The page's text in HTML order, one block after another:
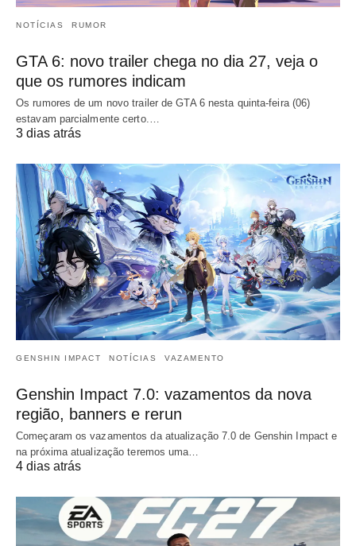
NOTÍCIAS RUMOR
GTA 6: novo trailer chega no dia 27, veja o
que os rumores indicam
Os rumores de um novo trailer de GTA 6 nesta quinta-feira (06)
estavam parcialmente certo.…
3 dias atrás
GENSHIN IMPACT NOTÍCIAS VAZAMENTO
Genshin Impact 7.0: vazamentos da nova
região, banners e rerun
Começaram os vazamentos da atualização 7.0 de Genshin Impact e
na próxima atualização teremos uma…
4 dias atrás